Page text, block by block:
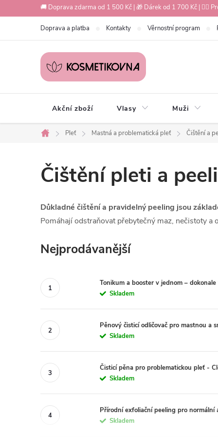
na
🚚 Doprava zdarma od 1 500 Kč | 🎁 Dárek od 1 700 Kč | 💇‍♀️
Doprava a platba Kontakty Věrnostní program
Akční zboží Vlasy Muži
Domů
Pleť Mastná a problematická pleť Čištění a
Čištění pleti a
Důkladné čištění a pravidelný peeling jsou
Pomáhají odstraňovat přebytečný maz, nečistoty
Nejprodávanější
Tonikum a booster v jednom –
Skladem
Pěnový čisticí odličovač pro mastnou a
Skladem
Čisticí pěna pro problematickou pleť -
Skladem
Přírodní exfoliační peeling pro
Skladem